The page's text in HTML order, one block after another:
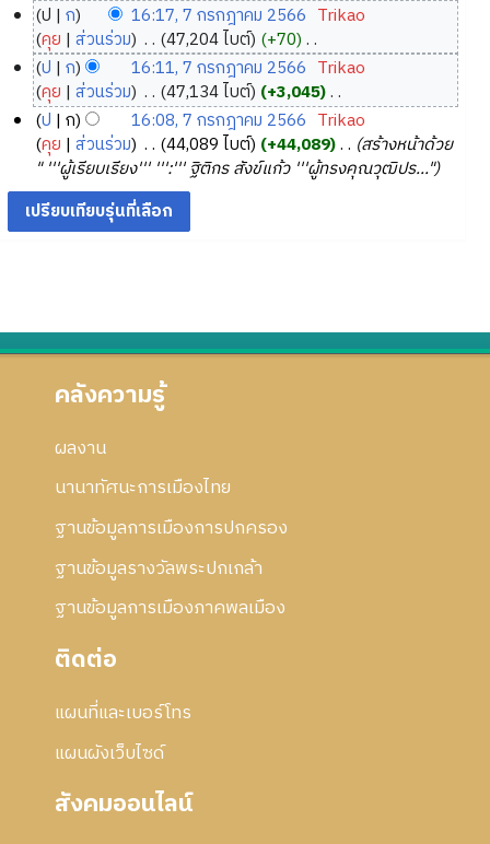
ก
ก
ค
2
ป ก 16:17, 7 กรกฎาคม 2566 Trikao
คุย ส่วนร่วม ‎ 47,204 ไบต์ +70 ‎
ไ
ม่
มี
ค
ว
ม
ย่
ร
แ
ป ก 16:11, 7 กรกฎาคม 2566 Trikao
คุย ส่วนร่วม ‎ 47,134 ไบต์ +3,045 ‎
ไ
ม่
มี
ค
ว
า
ก
า
ป ก 16:08, 7 กรกฎาคม 2566 Trikao
คุย ส่วนร่วม ‎ 44,089 ไบต์ +44,089 ‎
สร้างหน้าด้วย
" '''ผู้เรียบเรียง''' ''':''' ฐิติกร สังข์แก้ว '''ผู้ทรงคุณวุฒิปร..."
คลังความรู้
ผลงาน
นานาทัศนะการเมืองไทย
ฐานข้อมูลการเมืองการปกครอง
ฐานข้อมูลรางวัลพระปกเกล้า
ฐานข้อมูลการเมืองภาคพลเมือง
ติดต่อ
แผนที่และเบอร์โทร
แผนผังเว็บไซด์
สังคมออนไลน์